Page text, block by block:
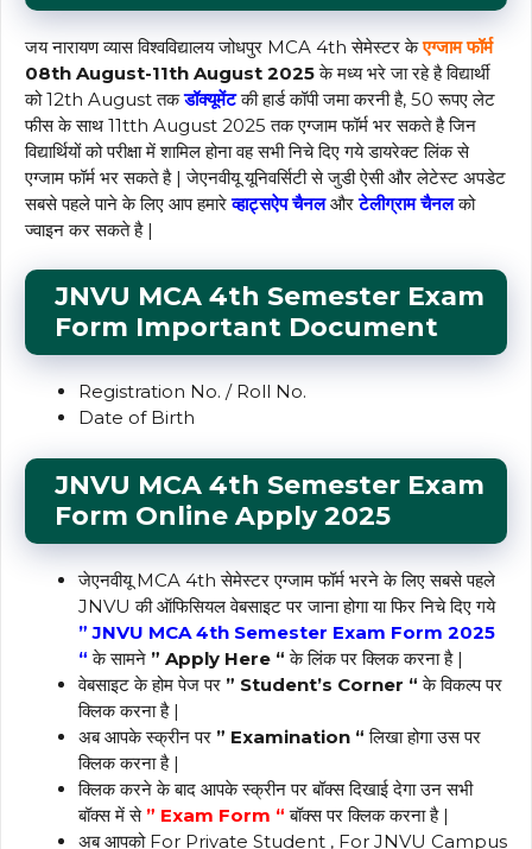
जय नारायण व्यास विश्वविद्यालय जोधपुर MCA 4th सेमेस्टर केएग्जाम फॉर्म
08th August-11th August 2025के मध्य भरे जा रहे है विद्यार्थी
को 12th August तकडॉक्यूमेंटकी हार्ड कॉपी जमा करनी है, 50 रूपए लेट
फीस के साथ 11tth August 2025 तक एग्जाम फॉर्म भर सकते है जिन
विद्यार्थियों को परीक्षा में शामिल होना वह सभी निचे दिए गये डायरेक्ट लिंक से
एग्जाम फॉर्म भर सकते है | जेएनवीयू यूनिवर्सिटी से जुडी ऐसी और लेटेस्ट अपडेट
सबसे पहले पाने के लिए आप हमारेव्हाट्सऐप चैनलऔरटेलीग्राम चैनलको
ज्वाइन कर सकते है |
JNVU MCA 4th Semester Exam
Form Important Document
Registration No. / Roll No.
Date of Birth
JNVU MCA 4th Semester Exam
Form Online Apply 2025
जेएनवीयू MCA 4th सेमेस्टर एग्जाम फॉर्म भरने के लिए सबसे पहले
JNVU की ऑफिसियल वेबसाइट पर जाना होगा या फिर निचे दिए गये
” JNVU MCA 4th Semester Exam Form 2025
“ के सामने ” Apply Here “ के लिंक पर क्लिक करना है |
वेबसाइट के होम पेज पर ” Student’s Corner “ के विकल्प पर
क्लिक करना है |
अब आपके स्क्रीन पर ” Examination “ लिखा होगा उस पर
क्लिक करना है |
क्लिक करने के बाद आपके स्क्रीन पर बॉक्स दिखाई देगा उन सभी
बॉक्स में से ” Exam Form “ बॉक्स पर क्लिक करना है |
अब आपको For Private Student , For JNVU Campus